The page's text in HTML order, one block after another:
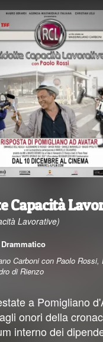
Capacità
Lavorative)
Drammatico
Carboni con Paolo Rossi,
di Rienzo
a Pomigliano
onori della
interno dei